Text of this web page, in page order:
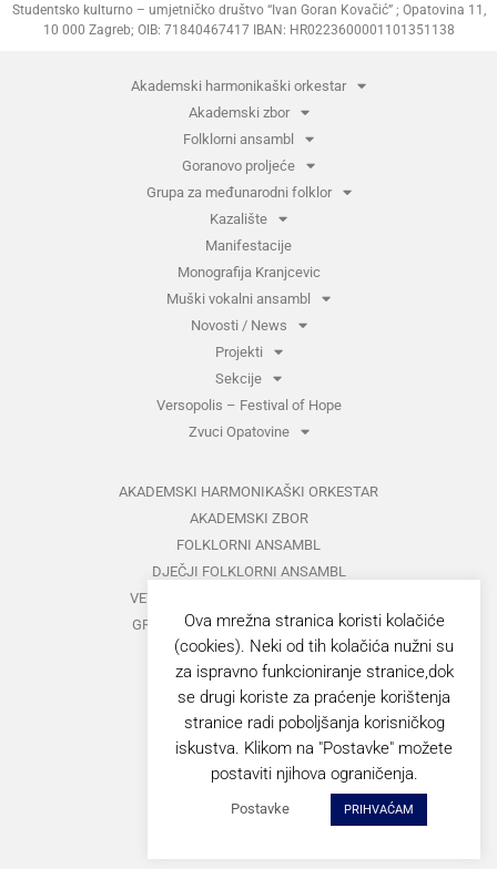
Studentsko kulturno – umjetničko društvo “Ivan Goran Kovačić” ; Opatovina 11,
10 000 Zagreb; OIB: 71840467417 IBAN: HR0223600001101351138
Akademski harmonikaški orkestar
Akademski zbor
Folklorni ansambl
Goranovo proljeće
Grupa za međunarodni folklor
Kazalište
Manifestacije
Monografija Kranjcevic
Muški vokalni ansambl
Novosti / News
Projekti
Sekcije
Versopolis – Festival of Hope
Zvuci Opatovine
AKADEMSKI HARMONIKAŠKI ORKESTAR
AKADEMSKI ZBOR
FOLKLORNI ANSAMBL
DJEČJI FOLKLORNI ANSAMBL
VETERANI FOLKLORNOG ANSAMBLA
GRUPA ZA MEĐUNARODNI FOLKLOR
KAZALIŠTE
MUŠKI VOKALNI ANSAMBL
ZAJEDNIČKI KONCERTI
GORANOVO PROLJEĆE
Ova mrežna stranica koristi kolačiće
(cookies). Neki od tih kolačića nužni su
za ispravno funkcioniranje stranice,dok
se drugi koriste za praćenje korištenja
stranice radi poboljšanja korisničkog
iskustva. Klikom na "Postavke" možete
postaviti njihova ograničenja.
Postavke PRIHVAĆAM